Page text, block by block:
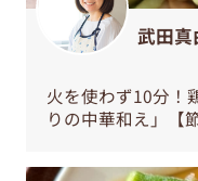
武田真
火を使わず10分！
りの中華和え」【